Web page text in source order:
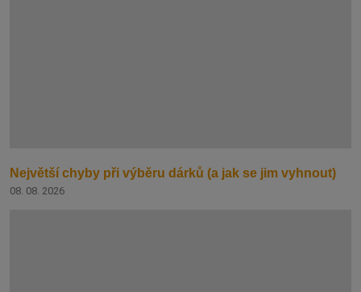
Největší chyby při výběru dárků (a jak se jim vyhnout)
08. 08. 2026